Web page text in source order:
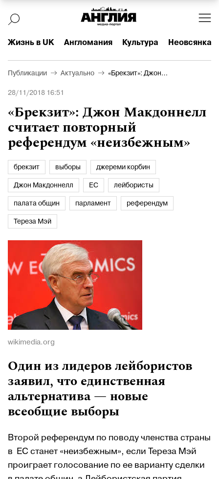
Жизнь в UK Англомания Культура Неовсянка
Публикации Актуально
«Брекзит»: Джон
28/11/2018 16:51
«Брекзит»: Джон Макдоннелл
считает повторный
референдум «неизбежным»
брекзит выборы
джереми корбин
Джон Макдоннелл
ЕС
лейбористы
палата общин
парламент
референдум
Тереза Мэй
wikimedia.org
Один из лидеров лейбористов
заявил, что единственная
альтернатива — новые
всеобщие выборы
Второй референдум по поводу членства страны
в ЕС станет «неизбежным», если Тереза Мэй
проиграет голосование по ее варианту сделки